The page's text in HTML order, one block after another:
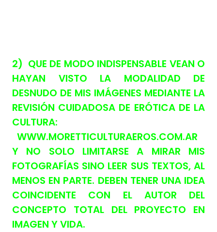
2) QUE DE MODO INDISPENSABLE VEAN O
HAYAN VISTO LA MODALIDAD DE
DESNUDO DE MIS IMÁGENES MEDIANTE LA
REVISIÓN CUIDADOSA DE ERÓTICA DE LA
CULTURA:
WWW.MORETTICULTURAEROS.COM.AR
Y NO SOLO LIMITARSE A MIRAR MIS
FOTOGRAFÍAS SINO LEER SUS TEXTOS, AL
MENOS EN PARTE. DEBEN TENER UNA IDEA
COINCIDENTE CON EL AUTOR DEL
CONCEPTO TOTAL DEL PROYECTO EN
IMAGEN Y VIDA.